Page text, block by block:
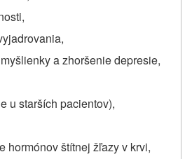
a zhoršenie depresie,
u starších pacientov),
hormónov štítnej žľazy v krvi,